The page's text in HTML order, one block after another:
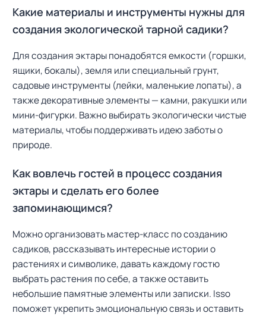
Какие материалы и инструменты нужны для
создания экологической тарной садики?
Для создания эктары понадобятся емкости (горшки,
ящики, бокалы), земля или специальный грунт,
садовые инструменты (лейки, маленькие лопаты), а
также декоративные элементы — камни, ракушки или
мини-фигурки. Важно выбирать экологически чистые
материалы, чтобы поддерживать идею заботы о
природе.
Как вовлечь гостей в процесс создания
эктары и сделать его более
запоминающимся?
Можно организовать мастер-класс по созданию
садиков, рассказывать интересные истории о
растениях и символике, давать каждому гостю
выбрать растения по себе, а также оставить
небольшие памятные элементы или записки. Isso
поможет укрепить эмоциональную связь и оставить